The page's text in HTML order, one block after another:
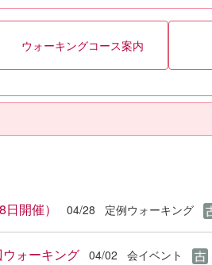
ウォーキングコース案内
開催） 04/28 定例ウォーキング
ォーキング 04/02 会イベント